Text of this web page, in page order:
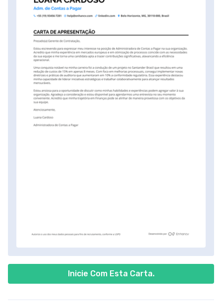
Inicie Com Esta Carta.